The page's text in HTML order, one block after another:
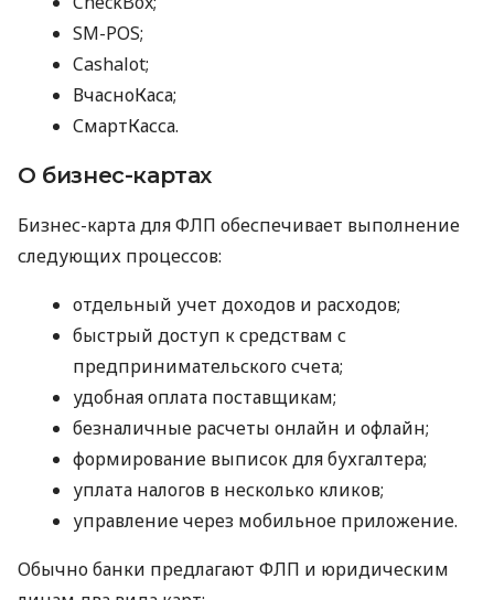
SM-POS;
Cashalot;
ВчасноКаса;
СмартКасса.
О бизнес-картах
Бизнес-карта для ФЛП обеспечивает выполнение
следующих процессов:
отдельный учет доходов и расходов;
быстрый доступ к средствам с
предпринимательского счета;
удобная оплата поставщикам;
безналичные расчеты онлайн и офлайн;
формирование выписок для бухгалтера;
уплата налогов в несколько кликов;
управление через мобильное приложение.
Обычно банки предлагают ФЛП и юридическим